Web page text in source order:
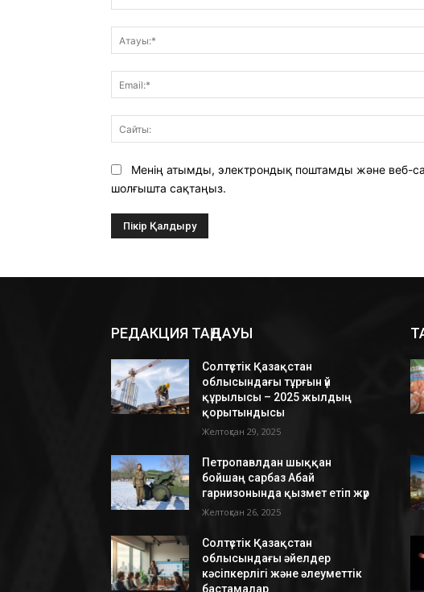
Менің атымды, электрондық поштамды және веб-
шолғышта сақтаңыз.
РЕДАКЦИЯ ТАҢДАУЫ
Солтүстік Қазақстан
облысындағы тұрғын үй
құрылысы – 2025 жылдың
қорытындысы
Желтоқсан 29, 2025
Петропавлдан шыққан
бойшаң сарбаз Абай
гарнизонында қызмет етіп жүр
Желтоқсан 26, 2025
Солтүстік Қазақстан
облысындағы әйелдер
кәсіпкерлігі және әлеуметтік
бастамалар